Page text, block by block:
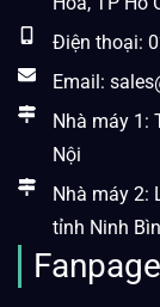
Điện thoại:
Email:
Nhà máy 1:
Nội
Nhà máy 2:
tỉnh Ninh